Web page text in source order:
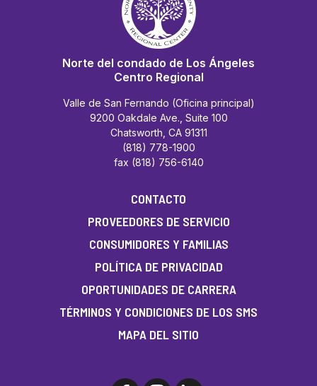
Norte del condado de Los Ángeles
Centro Regional
Valle de San Fernando (Oficina principal)
9200 Oakdale Ave., Suite 100
Chatsworth, CA 91311
(818) 778-1900
fax (818) 756-6140
CONTACTO
PROVEEDORES DE SERVICIO
CONSUMIDORES Y FAMILIAS
POLÍTICA DE PRIVACIDAD
OPORTUNIDADES DE CARRERA
TÉRMINOS Y CONDICIONES DE LOS SMS
MAPA DEL SITIO